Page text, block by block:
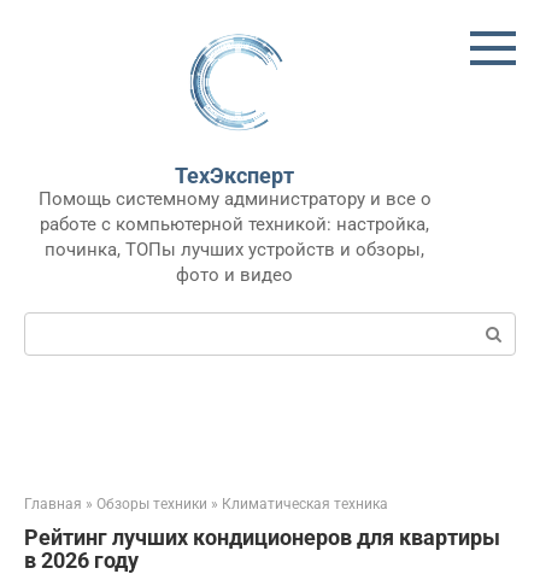
ТехЭксперт
Помощь системному администратору и все о
работе с компьютерной техникой: настройка,
починка, ТОПы лучших устройств и обзоры,
фото и видео
Поиск:
Главная » Обзоры техники » Климатическая техника
Рейтинг лучших кондиционеров для квартиры
в 2026 году